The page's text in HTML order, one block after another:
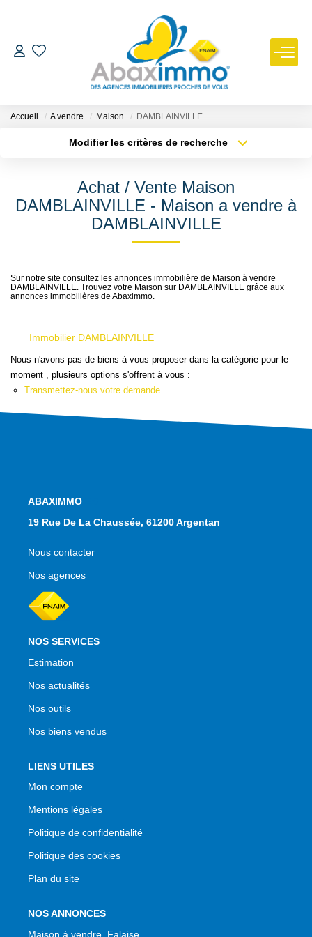
ESTIMER
ACHETER
GÉRER
NOTRE AGENCE
Nous Contacter
Le Mandat Conquérant
Accueil A vendre Maison DAMBLAINVILLE
Modifier les critères de recherche
Sélectionnez...
Surface min
Achat / Vente Maison
DAMBLAINVILLE - Maison a vendre à
DAMBLAINVILLE
Sur notre site consultez les annonces immobilière de Maison à vendre
DAMBLAINVILLE. Trouvez votre Maison sur DAMBLAINVILLE grâce aux
annonces immobilières de Abaximmo.
Immobilier DAMBLAINVILLE
Nous n'avons pas de biens à vous proposer dans la catégorie pour le
moment , plusieurs options s'offrent à vous :
Transmettez-nous votre demande
NOS AGENCES
19 Rue De La Chaussée, 61200 Argentan
Nous contacter
Nos agences
NOS SERVICES
Estimation
Nos actualités
Nos outils
Nos biens vendus
LIENS UTILES
Mon compte
Mentions légales
Politique de confidentialité
Politique des cookies
Plan du site
NOS ANNONCES
Maison à vendre, Falaise